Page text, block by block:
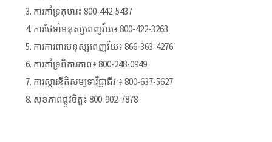
ការគាំទ្រកុមារ៖ 800-442-5437
ការថែទាំមនុស្សពេញវ័យ៖ 800-422-3263
ការការពារមនុស្សពេញវ័យ៖ 866-363-4276
ការគាំទ្រពិការភាព៖ 800-248-0949
ការស្ដារនីតិសម្បទាវិជ្ជាជីវៈ៖ 800-637-5627
សុខភាពផ្លូវចិត្ត៖ 800-902-7878